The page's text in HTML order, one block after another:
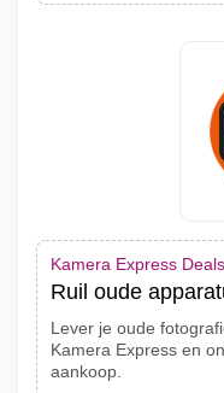
Kamera Express Deals
Ruil oude
Lever je oude
Kamera Express en
aankoop.